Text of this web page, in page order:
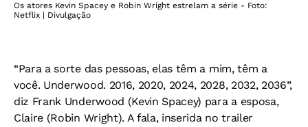
Os atores Kevin Spacey e Robin Wright estrelam a série - Foto:
Netflix | Divulgação
“Para a sorte das pessoas, elas têm a mim, têm a
você. Underwood. 2016, 2020, 2024, 2028, 2032, 2036”,
diz Frank Underwood (Kevin Spacey) para a esposa,
Claire (Robin Wright). A fala, inserida no trailer